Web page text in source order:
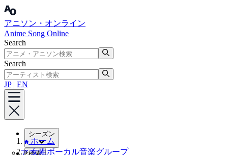
アニソン・オンライン
Anime Song Online
Search
Search
JP| EN
シーズン
アニメ
ホーム
女性ボーカル音楽グループ